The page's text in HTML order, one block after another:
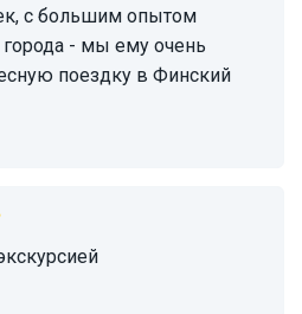
с большим опытом
- мы ему очень
поездку в Финский